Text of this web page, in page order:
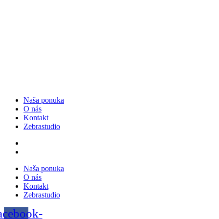
Naša ponuka
O nás
Kontakt
Zebrastudio
Naša ponuka
O nás
Kontakt
Zebrastudio